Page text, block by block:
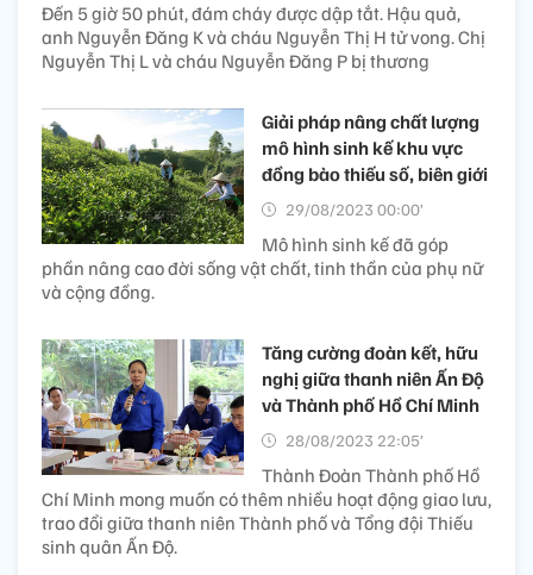
Đến 5 giờ 50 phút, đám cháy được dập tắt. Hậu quả,
anh Nguyễn Đăng K và cháu Nguyễn Thị H tử vong. Chị
Nguyễn Thị L và cháu Nguyễn Đăng P bị thương
Giải pháp nâng chất lượng
mô hình sinh kế khu vực
đồng bào thiếu số, biên giới
29/08/2023 00:00’
Mô hình sinh kế đã góp
phần nâng cao đời sống vật chất, tinh thần của phụ nữ
và cộng đồng.
Tăng cường đoàn kết, hữu
nghị giữa thanh niên Ấn Độ
và Thành phố Hồ Chí Minh
28/08/2023 22:05’
Thành Đoàn Thành phố Hồ
Chí Minh mong muốn có thêm nhiều hoạt động giao lưu,
trao đổi giữa thanh niên Thành phố và Tổng đội Thiếu
sinh quân Ấn Độ.